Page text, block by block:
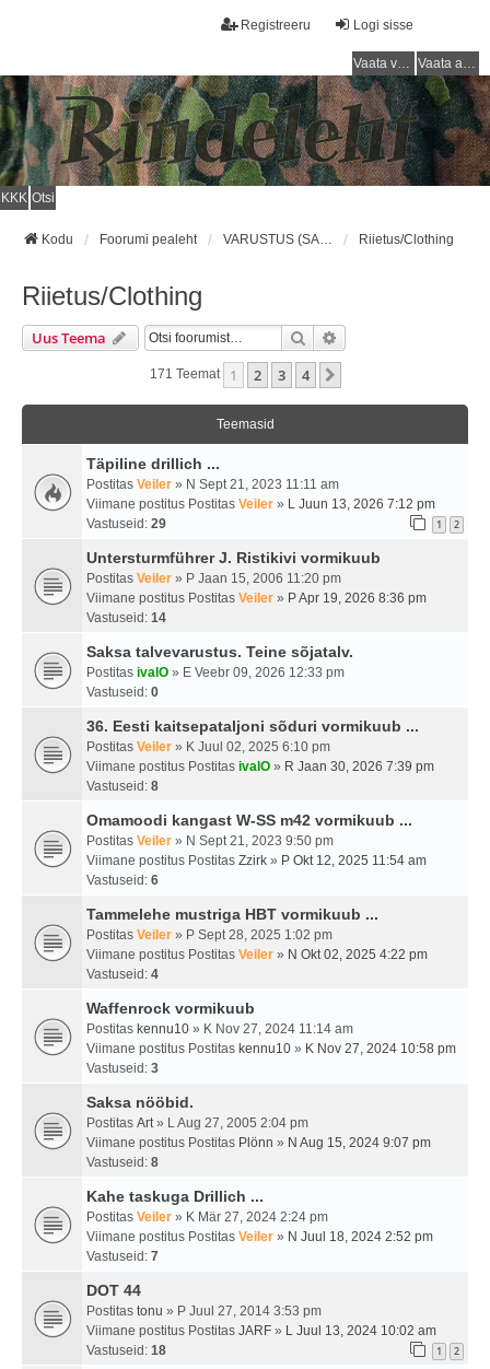
Logi sisse
Registreeru
Vaata vastamata teemasi Vaata aktiivseid teemasid
KKK Otsi
Kodu Foorumi pealeht VARUSTUS (SAKSA SÕJAVÄGI) / EQUIPMENT (GERMAN ARMY) Riietus/Clothing
Riietus/Clothing
Uus Teema Otsi
171 Teemat 1 2 3 4
Teemasid
Täpiline drillich ...
Postitas Veiler » N Sept 21, 2023 11:11 am
Viimane postitus Postitas Veiler » L Juun 13, 2026 7:12 pm
Vastuseid: 29 1 2
Untersturmführer J. Ristikivi vormikuub
Postitas Veiler » P Jaan 15, 2006 11:20 pm
Viimane postitus Postitas Veiler » P Apr 19, 2026 8:36 pm
Vastuseid: 14
Saksa talvevarustus. Teine sõjatalv.
Postitas ivalO » E Veebr 09, 2026 12:33 pm
Vastuseid: 0
36. Eesti kaitsepataljoni sõduri vormikuub ...
Postitas Veiler » K Juul 02, 2025 6:10 pm
Viimane postitus Postitas ivalO » R Jaan 30, 2026 7:39 pm
Vastuseid: 8
Omamoodi kangast W-SS m42 vormikuub ...
Postitas Veiler » N Sept 21, 2023 9:50 pm
Viimane postitus Postitas Zzirk » P Okt 12, 2025 11:54 am
Vastuseid: 6
Tammelehe mustriga HBT vormikuub ...
Postitas Veiler » P Sept 28, 2025 1:02 pm
Viimane postitus Postitas Veiler » N Okt 02, 2025 4:22 pm
Vastuseid: 4
Waffenrock vormikuub
Postitas kennu10 » K Nov 27, 2024 11:14 am
Viimane postitus Postitas kennu10 » K Nov 27, 2024 10:58 pm
Vastuseid: 3
Saksa nööbid.
Postitas Art» L Aug 27, 2005 2:04 pm
Viimane postitus Postitas Plönn » N Aug 15, 2024 9:07 pm
Vastuseid: 8
Kahe taskuga Drillich ...
Postitas Veiler » K Mär 27, 2024 2:24 pm
Viimane postitus Postitas Veiler » N Juul 18, 2024 2:52 pm
Vastuseid: 7
DOT 44
Postitas tonu » P Juul 27, 2014 3:53 pm
Viimane postitus Postitas JARF » L Juul 13, 2024 10:02 am
Vastuseid: 18 1 2